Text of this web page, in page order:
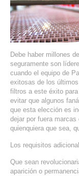
SERVIDORES
AGENCIA DIGITAL
PAGINAS WEB PARA
PAGINA WEB CON
PAGINA WEB CON
PAGINAS WEB A
APPS PARA NEGOCIOS
SISTEMAS PARA
Debe haber millones
seguramente son
cuando el equipo de
exitosas de los
filtros a este éxito
evitar que algunos
que esta elección es
dejar por fuera
quienquiera que sea,
Los requisitos
Que sean
aparición o